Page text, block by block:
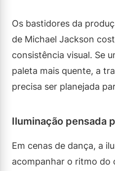
Os bastidores da
de Michael Jackson
consistência visual. Se
paleta mais quente, a
precisa ser planejada
Iluminação pensada
Em cenas de dança, a
acompanhar o ritmo do